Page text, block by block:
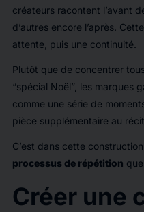
créateurs racontent l’avant
d’autres encore l’après.
attente, puis une continuité.
Plutôt que de concentrer
“spécial Noël”, les marques
comme une série de
pièce supplémentaire au
C’est dans cette
processus de répétition
Créer une